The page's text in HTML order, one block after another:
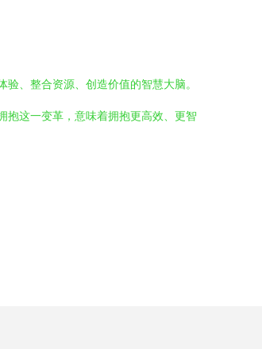
、整合资源、创造价值的智慧大脑。
抱这一变革，意味着拥抱更高效、更智